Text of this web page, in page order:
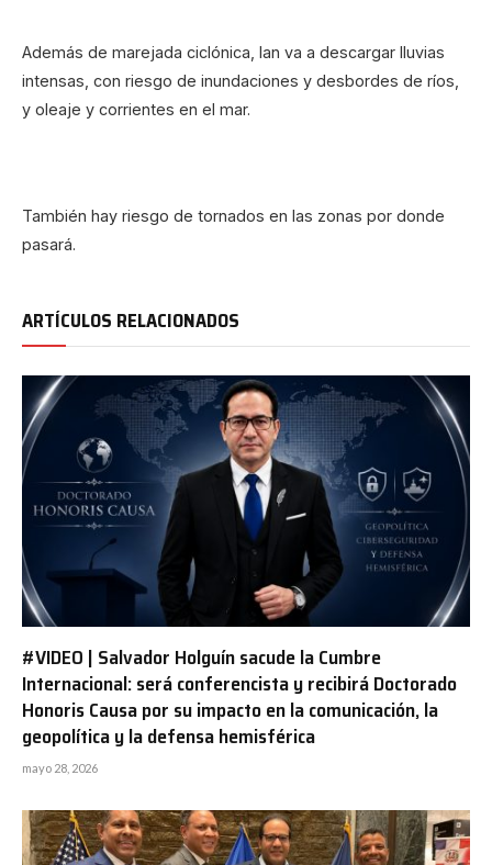
Además de marejada ciclónica, Ian va a descargar lluvias
intensas, con riesgo de inundaciones y desbordes de ríos,
y oleaje y corrientes en el mar.
También hay riesgo de tornados en las zonas por donde
pasará.
ARTÍCULOS RELACIONADOS
#VIDEO | Salvador Holguín sacude la Cumbre
Internacional: será conferencista y recibirá Doctorado
Honoris Causa por su impacto en la comunicación, la
geopolítica y la defensa hemisférica
mayo 28, 2026